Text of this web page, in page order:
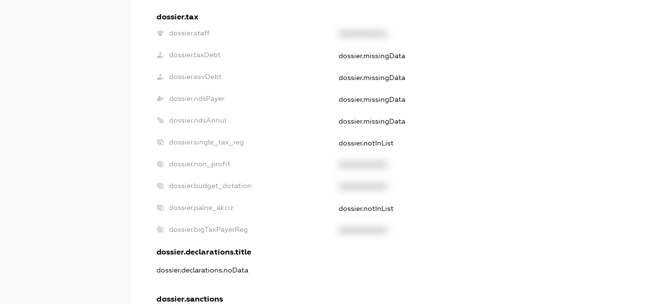
dossier.tax
dossier.staff
dossier.taxDebt dossier.missingData
dossier.esvDebt dossier.missingData
dossier.ndsPayer dossier.missingData
dossier.ndsAnnul dossier.missingData
dossier.single_tax_reg dossier.notInList
dossier.non_profit
dossier.budget_dotation
dossier.palne_akciz dossier.notInList
dossier.bigTaxPayerReg
dossier.declarations.title
dossier.declarations.noData
dossier.sanctions